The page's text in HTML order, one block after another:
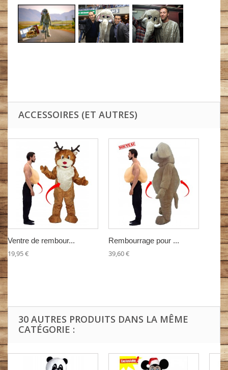
ACCESSOIRES (ET AUTRES)
Ventre de rembour...
19,95 €
Rembourrage pour ...
39,60 €
30 AUTRES PRODUITS DANS LA MÊME
CATÉGORIE :